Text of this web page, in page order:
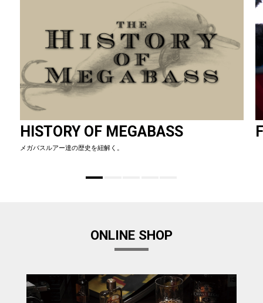
HISTORY OF MEGABASS
メガバスルアー達の歴史を紐解く。
ONLINE SHOP